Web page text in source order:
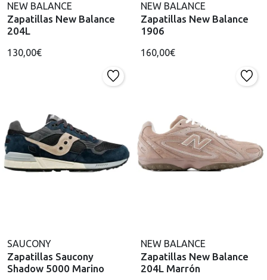
NEW BALANCE
Zapatillas New Balance
204L
130,00€
NEW BALANCE
Zapatillas New Balance
1906
160,00€
SAUCONY
Zapatillas Saucony
Shadow 5000 Marino
NEW BALANCE
Zapatillas New Balance
204L Marrón